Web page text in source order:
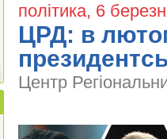
політика, 6
ЦРД: в
Центр